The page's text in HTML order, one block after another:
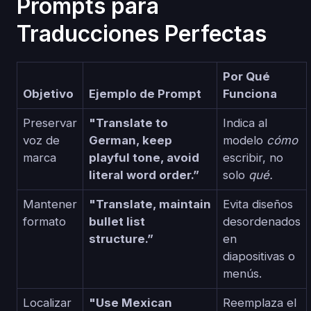
Prompts para
Traducciones Perfectas
Objetivo Ejemplo de Prompt
Por Qué
Funciona
Preservar
voz de
marca
"Translate to
German, keep
playful tone, avoid
literal word order.”
Indica al
modelo cómo
escribir, no
solo qué.
Mantener
formato
"Translate, maintain
bullet list
structure.”
Evita diseños
desordenados
en
diapositivas o
menús.
Localizar
"Use Mexican
Reemplaza el